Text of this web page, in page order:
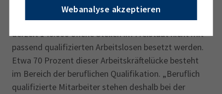
Webanalyse akzeptieren
Gesamtwirtschaft ein Dauerthema. Laut dem
aktuellen IHK-Arbeitsmarktradar Bayern können
derzeit 140.000 offene Stellen im Freistaat nicht mit
passend qualifizierten Arbeitslosen besetzt werden.
Etwa 70 Prozent dieser Arbeitskräftelücke besteht
im Bereich der beruflichen Qualifikation. „Beruflich
qualifizierte Mitarbeiter stehen deshalb bei der